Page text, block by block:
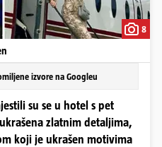
8
izvore na Googleu
su se u hotel s pet
zlatnim detaljima,
koji je ukrašen motivima